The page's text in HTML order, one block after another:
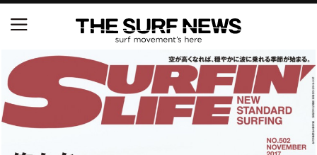
協定は全国初、サーフィンを軸に地域活性化へ
【五十嵐カノア独占インタビュー】旧友レオ、ジャ
ックとの豪華プライベートセッション
S.ONE ショート＆ロング開幕戦・現地リポート（高